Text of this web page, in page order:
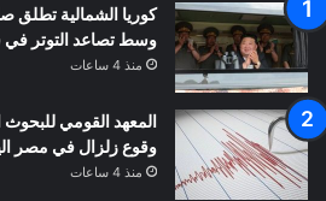
كوريا الشمالية تطلق
وسط تصاعد التوتر في
منذ 4 ساعات
المعهد القومي
وقوع زلزال في مصر
منذ 4 ساعات